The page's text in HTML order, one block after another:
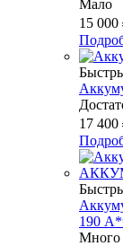
Мало
15 000
17 400
190
Много